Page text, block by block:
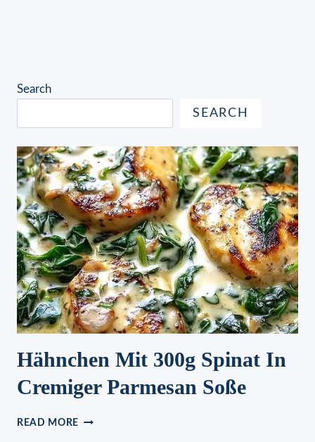
Search
SEARCH
Hähnchen Mit 300g Spinat In
Cremiger Parmesan Soße
READ MORE HÄHNCHEN